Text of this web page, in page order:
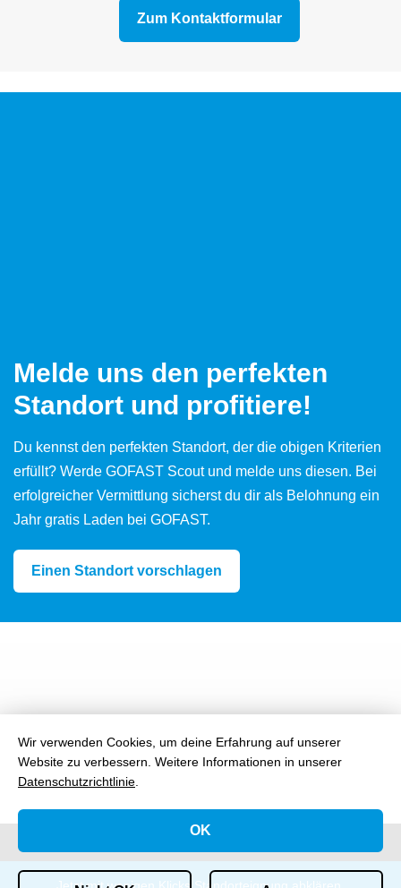
Zum Kontaktformular
Melde uns den perfekten
Standort und profitiere!
Du kennst den perfekten Standort, der die obigen Kriterien
erfüllt? Werde GOFAST Scout und melde uns diesen. Bei
erfolgreicher Vermittlung sicherst du dir als Belohnung ein
Jahr gratis Laden bei GOFAST.
Einen Standort vorschlagen
Wir verwenden Cookies, um deine Erfahrung auf unserer
Website zu verbessern. Weitere Informationen in unserer
Datenschutzrichtlinie
OK